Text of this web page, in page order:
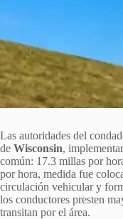
Las autoridades del
de Wisconsin,
común: 17.3 millas por
por hora, medida fue
circulación vehicular y
los conductores presten
transitan por el área.